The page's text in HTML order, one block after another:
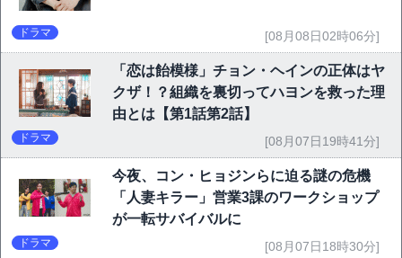
ドラマ [08月08日02時06分]
「恋は飴模様」チョン・ヘインの正体はヤ
クザ！？組織を裏切ってハヨンを救った理
由とは【第1話第2話】
ドラマ [08月07日19時41分]
今夜、コン・ヒョジンらに迫る謎の危機
「人妻キラー」営業3課のワークショップ
が一転サバイバルに
ドラマ [08月07日18時30分]